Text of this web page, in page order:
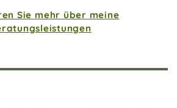
Sie mehr über meine